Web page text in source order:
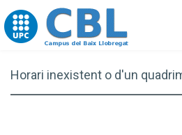
Go to upc.edu
Horari inexistent o d'un